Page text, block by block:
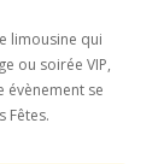
limousine qui
ou soirée VIP,
évènement se
Fêtes.